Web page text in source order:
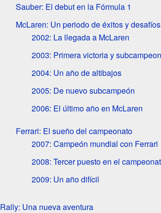
Sauber: El debut en la Fórmula 1
McLaren: Un periodo de éxitos y desafíos
2002: La llegada a McLaren
2003: Primera victoria y
2004: Un año de altibajos
2005: De nuevo subcampeón
2006: El último año en McLaren
Ferrari: El sueño del campeonato
2007: Campeón mundial con Ferrari
2008: Tercer puesto en el
2009: Un año difícil
Rally: Una nueva aventura